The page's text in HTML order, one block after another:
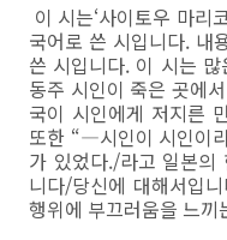
이 시는‘사이토우 마리
국어로 쓴 시입니다. 내
쓴 시입니다. 이 시는
동주 시인이 죽은 곳에
국이 시인에게 저지른
또한 “―시인이 시인이
가 있었다./라고 일본의
니다/당신에 대해서입
행위에 부끄러움을 느